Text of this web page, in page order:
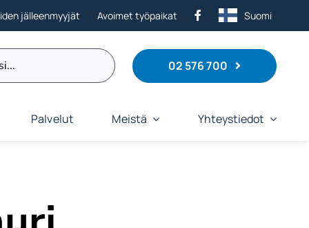
jälleenmyyjät Avoimet työpaikat Suomi
02 576 700
Palvelut Meistä Yhteystiedot